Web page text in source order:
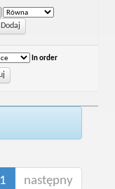
In order
1 następny